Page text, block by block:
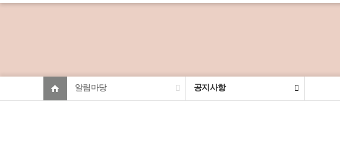
알림마당 공지사항